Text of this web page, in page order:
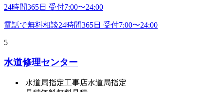
24時間365日 受付7:00〜24:00
電話で無料相談24時間365日 受付7:00〜24:00
5
水道修理センター
水道局指定工事店水道局指定